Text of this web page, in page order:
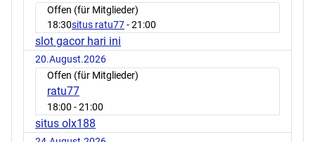
Offen (für Mitglieder)
18:30situs ratu77- 21:00
slot gacor hari ini
20.August.2026
Offen (für Mitglieder)
ratu77
18:00 - 21:00
situs olx188